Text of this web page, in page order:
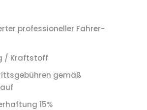
professioneller Fahrer-
/ Kraftstoff
gemäß
15%